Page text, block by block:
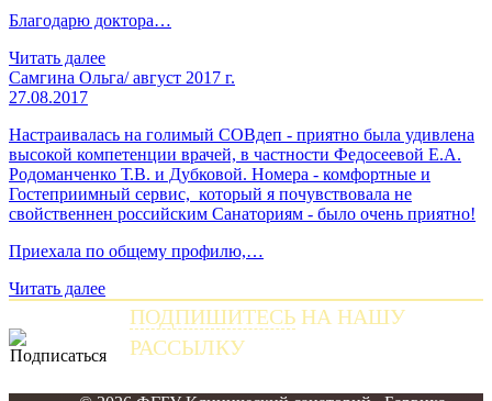
Благодарю доктора…
Читать далее
Самгина Ольга/ август 2017 г.
27.08.2017
Настраивалась на голимый СОВдеп - приятно была удивлена
высокой компетенции врачей, в частности Федосеевой Е.А.
Родоманченко Т.В. и Дубковой. Номера - комфортные и
Гостеприимный сервис, который я почувствовала не
свойственнен российским Санаториям - было очень приятно!
Приехала по общему профилю,…
Читать далее
ПОДПИШИТЕСЬ НА НАШУ
РАССЫЛКУ